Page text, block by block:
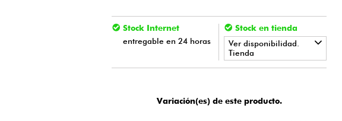
Stock Internet
entregable en 24 horas
Stock en tienda
Ver disponibilidad.
Tienda
• Star'SMusicBORDEAUX
Variación(es) de este producto.